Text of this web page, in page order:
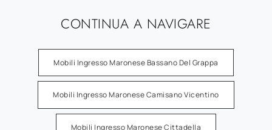
CONTINUA A NAVIGARE
Mobili Ingresso Maronese Bassano Del Grappa
Mobili Ingresso Maronese Camisano Vicentino
Mobili Ingresso Maronese Cittadella